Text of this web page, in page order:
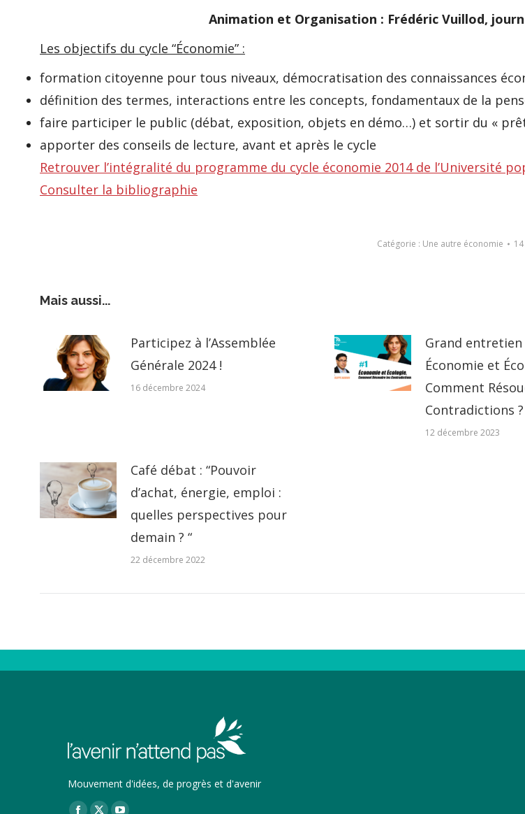
Animation et Organisation : Frédéric Vuillod,
Les objectifs du cycle “Économie” :
formation citoyenne pour tous niveaux, démocratisation des connaissances
définition des termes, interactions entre les concepts, fondamentaux de la
faire participer le public (débat, exposition, objets en démo…) et sortir du «
apporter des conseils de lecture, avant et après le cycle
Retrouver l’intégralité du programme du cycle économie 2014 de l’Université
Consulter la bibliographie
Catégorie : Une autre économie
Mais aussi...
Participez à l’Assemblée
Générale 2024 !
16 décembre 2024
Grand entretien
Économie et
Comment
Contradictions ?
12 décembre 2023
Café débat : “Pouvoir
d’achat, énergie, emploi :
quelles perspectives pour
demain ? “
22 décembre 2022
Mouvement d'idées, de progrès et d'avenir
Trouvez nous sur :